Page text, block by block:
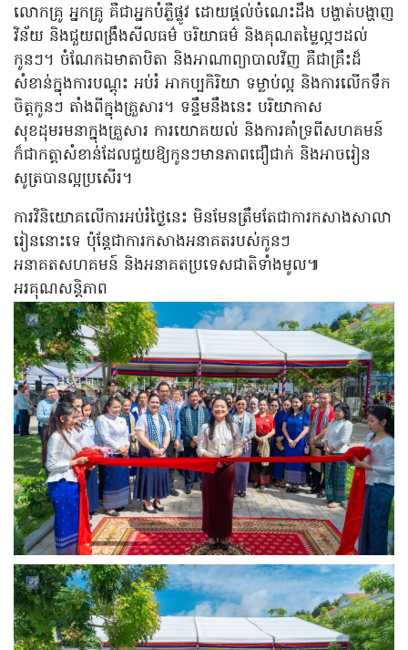
លោកគ្រូ អ្នកគ្រូ គឺជាអ្នកបំភ្លឺផ្លូវ ដោយផ្តល់ចំណេះដឹង បង្ហាត់បង្ហាញ
វិន័យ និងជួយពង្រឹងសីលធម៌ ចរិយាធម៌ និងគុណតម្លៃល្អៗដល់
កូនៗ។ ចំណែកឯមាតាបិតា និងអាណាព្យាបាលវិញ គឺជាគ្រឹះដ៏
សំខាន់ក្នុងការបណ្តុះ អប់រំ អាកប្បកិរិយា ទម្លាប់ល្អ និងការលើកទឹក
ចិត្តកូនៗ តាំងពីក្នុងគ្រួសារ។ ទន្ទឹមនឹងនេះ បរិយាកាស
សុខដុមរមនាក្នុងគ្រួសារ ការយោគយល់ និងការគាំទ្រពីសហគមន៍
ក៏ជាកត្តាសំខាន់ដែលជួយឱ្យកូនៗមានភាពជឿជាក់ និងអាចរៀន
សូត្របានល្អប្រសើរ។
ការវិនិយោគលើការអប់រំថ្ងៃនេះ មិនមែនត្រឹមតែជាការកសាងសាលា
រៀននោះទេ ប៉ុន្តែជាការកសាងអនាគតរបស់កូនៗ
អនាគតសហគមន៍ និងអនាគតប្រទេសជាតិទាំងមូល៕
អរគុណសន្តិភាព